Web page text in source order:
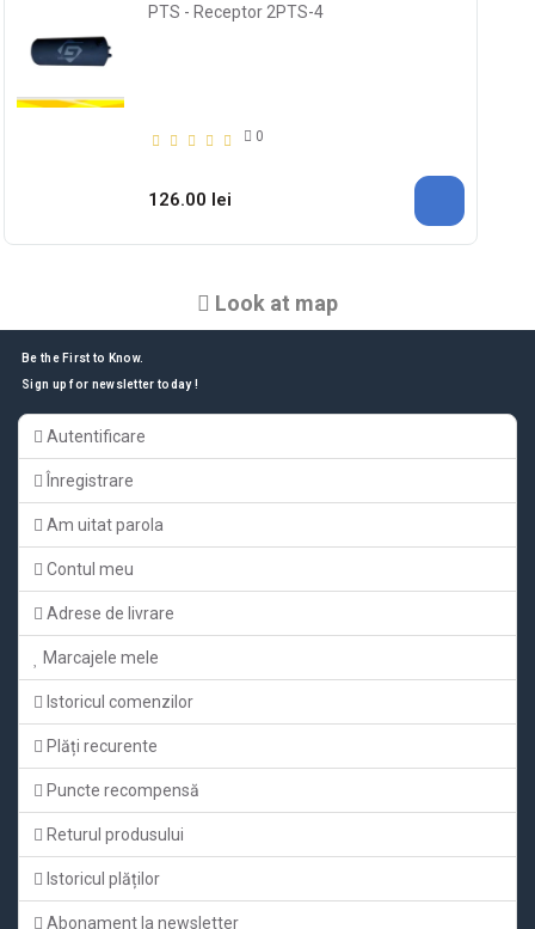
PTS - Receptor 2PTS-4
0
126.00 lei
Look at map
Be the First to Know.
Sign up for newsletter today !
Autentificare
Înregistrare
Am uitat parola
Contul meu
Adrese de livrare
Marcajele mele
Istoricul comenzilor
Plăți recurente
Puncte recompensă
Returul produsului
Istoricul plăților
Abonament la newsletter